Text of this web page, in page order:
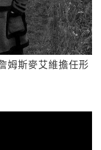
姆斯麥艾維擔任形